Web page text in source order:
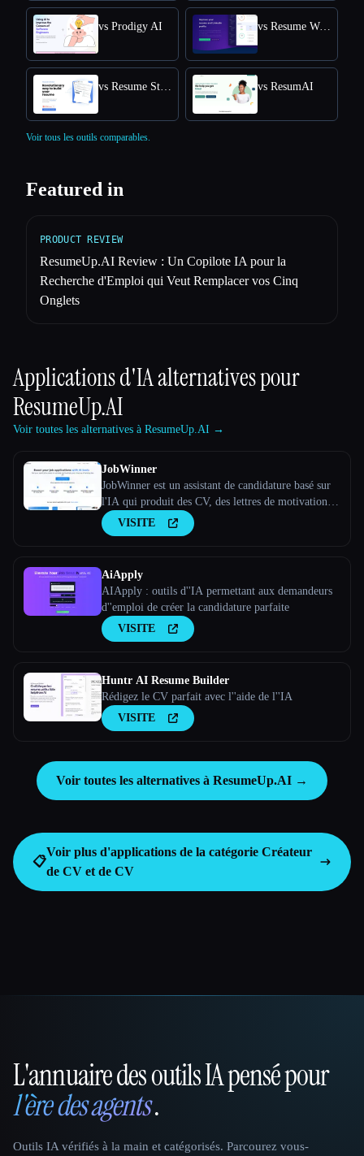
vs Prodigy AI vs Resume Worded
vs Resume Studio vs ResumAI
Voir tous les outils comparables.
Featured in
PRODUCT REVIEW
ResumeUp.AI Review : Un Copilote IA pour la
Recherche d'Emploi qui Veut Remplacer vos Cinq
Onglets
Applications d'IA alternatives pour
ResumeUp.AI
Voir toutes les alternatives à ResumeUp.AI →
JobWinner
JobWinner est un assistant de candidature basé sur
l'IA qui produit des CV, des lettres de motivation et
des documents de préparation aux entretiens sur
mesure.
VISITE
AiApply
AIApply : outils d''IA permettant aux demandeurs
d''emploi de créer la candidature parfaite
VISITE
Huntr AI Resume Builder
Rédigez le CV parfait avec l''aide de l''IA
VISITE
Voir toutes les alternatives à ResumeUp.AI →
📋
Voir plus d'applications de la catégorie Créateur
de CV et de CV
That AI Collection
L'annuaire des outils IA pensé pour
l'ère des agents.
Outils IA vérifiés à la main et catégorisés. Parcourez vous-